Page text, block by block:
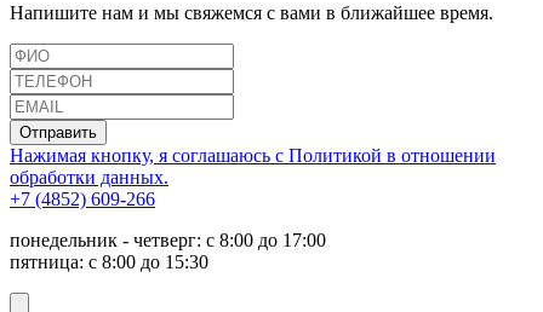
Напишите нам и мы свяжемся с вами в ближайшее время.
Отправить
Нажимая кнопку, я соглашаюсь с Политикой в отношении
обработки данных.
+7 (4852) 609-266
понедельник - четверг: с 8:00 до 17:00
пятница: с 8:00 до 15:30